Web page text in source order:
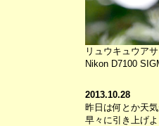
リュウキュウア
Nikon D7100
2013.10.28
昨日は何とか天
早々に引き上げ